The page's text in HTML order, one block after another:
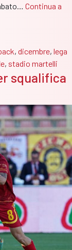
Continua a
, dicembre, lega
, stadio martelli
squalifica